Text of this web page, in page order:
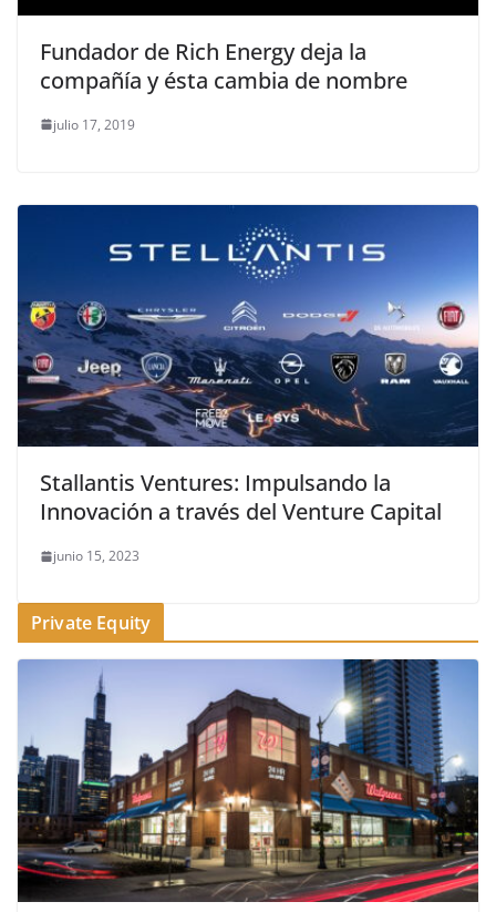
Fundador de Rich Energy deja la
compañía y ésta cambia de nombre
julio 17, 2019
Stallantis Ventures: Impulsando la
Innovación a través del Venture Capital
junio 15, 2023
Private Equity